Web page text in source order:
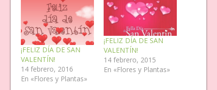
¡FELIZ DÍA DE SAN
VALENTÍN!
14 febrero, 2016
En «Flores y Plantas»
¡FELIZ DÍA DE SAN
VALENTÍN!
14 febrero, 2015
En «Flores y Plantas»